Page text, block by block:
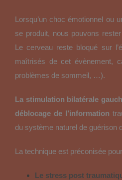
Lorsqu’un choc émotionnel ou
se produit, nous pouvons
Le cerveau reste bloqué sur
maîtrisés de cet évènement,
problèmes de sommeil, …).
La stimulation bilatérale
déblocage de l’information
du système naturel de guérison
La technique est préconisée
Le stress post